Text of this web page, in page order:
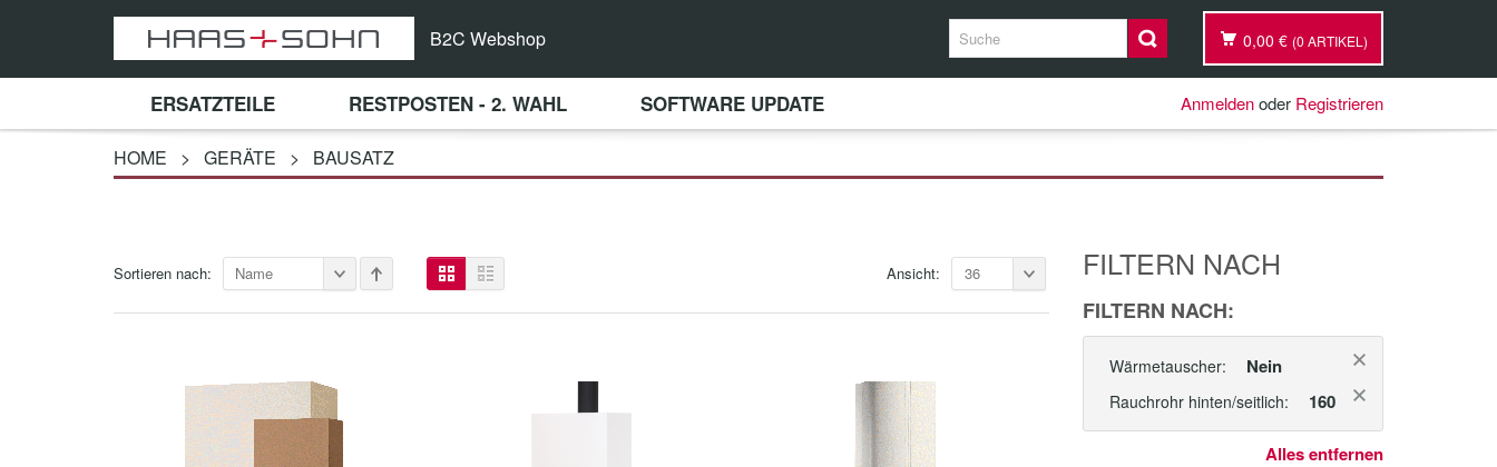
B2C Webshop 0,00 € (0 ARTIKEL)
ERSATZTEILE RESTPOSTEN - 2. WAHL SOFTWARE UPDATE Anmeldenoder Registrieren
HOME > GERÄTE > BAUSATZ
Sortieren nach: Name Ansicht: 36 FILTERN NACH
FILTERN NACH:
Wärmetauscher: Nein
Rauchrohr hinten/seitlich: 160
Alles entfernen